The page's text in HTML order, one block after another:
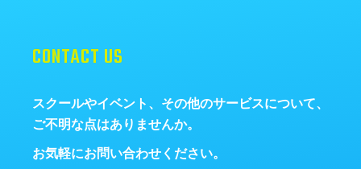
CONTACT US
スクールやイベント、その他のサービスについて、
ご不明な点はありませんか。
お気軽にお問い合わせください。